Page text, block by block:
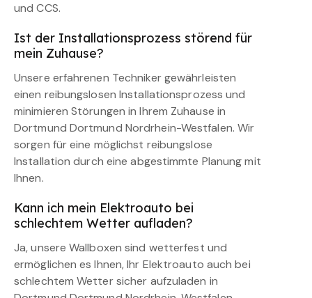
und CCS.
Ist der Installationsprozess störend für
mein Zuhause?
Unsere erfahrenen Techniker gewährleisten
einen reibungslosen Installationsprozess und
minimieren Störungen in Ihrem Zuhause in
Dortmund Dortmund Nordrhein-Westfalen. Wir
sorgen für eine möglichst reibungslose
Installation durch eine abgestimmte Planung mit
Ihnen.
Kann ich mein Elektroauto bei
schlechtem Wetter aufladen?
Ja, unsere Wallboxen sind wetterfest und
ermöglichen es Ihnen, Ihr Elektroauto auch bei
schlechtem Wetter sicher aufzuladen in